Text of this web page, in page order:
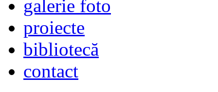
galerie foto
proiecte
bibliotecă
contact